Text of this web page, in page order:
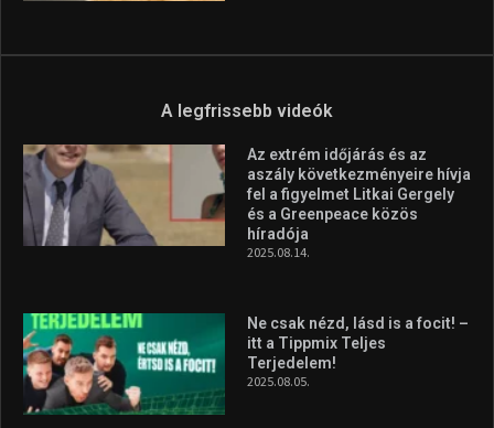
A legfrissebb videók
Az extrém időjárás és az
aszály következményeire hívja
fel a figyelmet Litkai Gergely
és a Greenpeace közös
híradója
2025.08.14.
Ne csak nézd, lásd is a focit! –
itt a Tippmix Teljes
Terjedelem!
2025.08.05.